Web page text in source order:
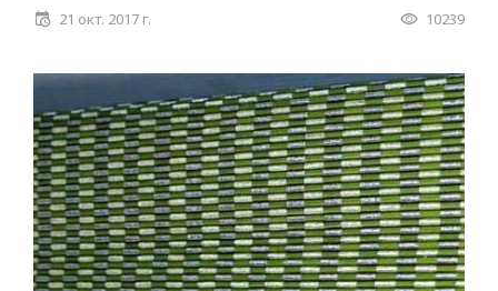
21 окт. 2017 г. 10239